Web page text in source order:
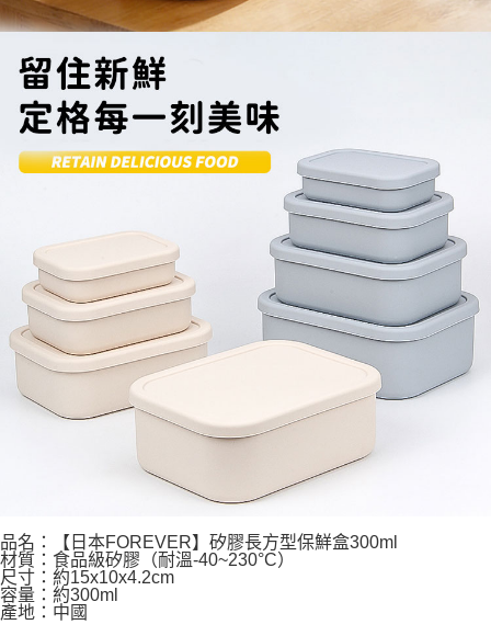
品名：【日本FOREVER】矽膠長方型保鮮盒300ml
材質：食品級矽膠（耐溫-40~230°C）
尺寸：約15x10x4.2cm
容量：約300ml
產地：中國